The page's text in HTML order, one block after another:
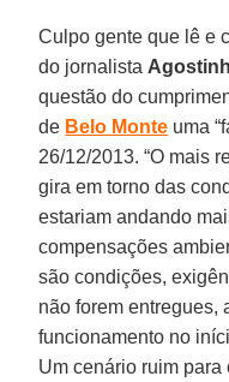
Culpo gente que lê e
do jornalista
questão do
de Belo Monte uma
26/12/2013. “O mais
gira em torno das
estariam andando
compensações
são condições,
não forem entregues,
funcionamento no
Um cenário ruim